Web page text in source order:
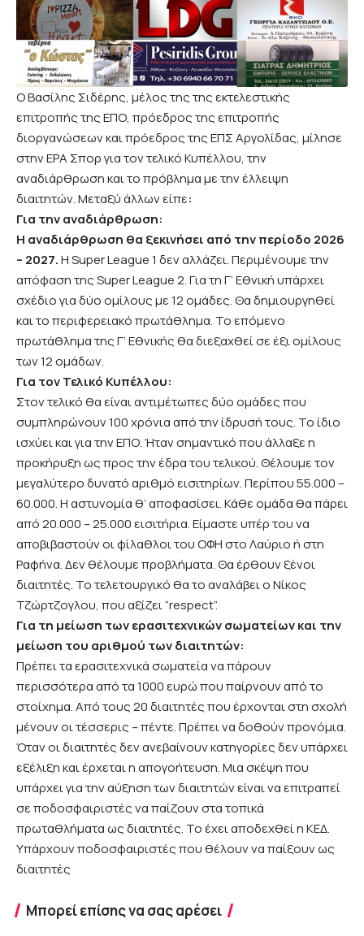
ΟΒασίλης Σιδέρης, μέλος της της εκτελεστικής
επιτροπής της ΕΠΟ, πρόεδρος της επιτροπής
διοργανώσεων και πρόεδρος της ΕΠΣ Αργολίδας, μίλησε
στην ΕΡΑ Σπορ για τον τελικό Κυπέλλου, την
αναδιάρθρωση και το πρόβλημα με την έλλειψη
διαιτητών. Μεταξύ άλλων είπε:
Για την αναδιάρθρωση:
H αναδιάρθρωση θα ξεκινήσει από την περίοδο 2026
– 2027.Η Super League 1 δεν αλλάζει. Περιμένουμε την
απόφαση της Super League 2. Για τη Γ’ Εθνική υπάρχει
σχέδιο για δύο ομίλους με 12 ομάδες. Θα δημιουργηθεί
και το περιφερειακό πρωτάθλημα. To επόμενο
πρωτάθλημα της Γ’ Εθνικής θα διεξαχθεί σε έξι ομίλους
των 12 ομάδων.
Για τον Τελικό Κυπέλλου:
Στον τελικό θα είναι αντιμέτωπες δύο ομάδες που
συμπληρώνουν 100 χρόνια από την ίδρυσή τους. Το ίδιο
ισχύει και για την ΕΠΟ. Ήταν σημαντικό που άλλαξε η
προκήρυξη ως προς την έδρα του τελικού. Θέλουμε τον
μεγαλύτερο δυνατό αριθμό εισιτηρίων. Περίπου 55.000 –
60.000. Η αστυνομία θ’ αποφασίσει. Κάθε ομάδα θα πάρει
από 20.000 – 25.000 εισιτήρια. Είμαστε υπέρ του να
αποβιβαστούν οι φίλαθλοι του ΟΦΗ στο Λαύριο ή στη
Ραφήνα. Δεν θέλουμε προβλήματα. Θα έρθουν ξένοι
διαιτητές. Το τελετουργικό θα το αναλάβει ο Νίκος
Τζώρτζογλου, που αξίζει “respect”.
Για τη μείωση των ερασιτεχνικών σωματείων και την
μείωση του αριθμού των διαιτητών:
Πρέπει τα ερασιτεχνικά σωματεία να πάρουν
περισσότερα από τα 1000 ευρώ που παίρνουν από το
στοίχημα. Από τους 20 διαιτητές που έρχονται στη σχολή
μένουν οι τέσσερις – πέντε. Πρέπει να δοθούν προνόμια.
Όταν οι διαιτητές δεν ανεβαίνουν κατηγορίες δεν υπάρχει
εξέλιξη και έρχεται η απογοήτευση. Μια σκέψη που
υπάρχει για την αύξηση των διαιτητών είναι να επιτραπεί
σε ποδοσφαιριστές να παίζουν στα τοπικά
πρωταθλήματα ως διαιτητές. Το έχει αποδεχθεί η ΚΕΔ.
Υπάρχουν ποδοσφαιριστές που θέλουν να παίξουν ως
διαιτητές
Μπορεί επίσης να σας αρέσει